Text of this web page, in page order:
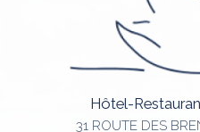
Hôtel-
31 ROUTE DES